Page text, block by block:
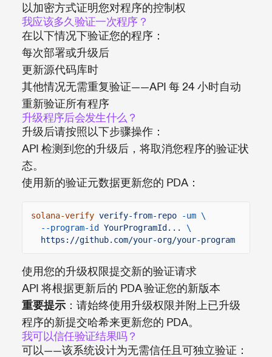
以加密方式证明您对程序的控制权
我应该多久验证一次程序？
在以下情况下验证您的程序：
每次部署或升级后
更新源代码库时
其他情况无需重复验证——API 每 24 小时自动
重新验证所有程序
升级程序后会发生什么？
升级后请按照以下步骤操作：
API 检测到您的升级后，将取消您程序的验证状
态。
使用新的验证元数据更新您的 PDA：
solana-verify verify-from-repo
-um \
--program-id
YourProgramId...
\
https://github.com/your-org/your-program
使用您的升级权限提交新的验证请求
API 将根据更新后的 PDA 验证您的新版本
重要提示 ：请始终使用升级权限并附上已升级
程序的新提交哈希来更新您的 PDA。
我可以信任验证结果吗？
可以——该系统设计为无需信任且可独立验证：